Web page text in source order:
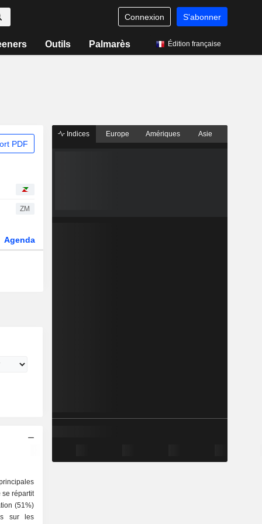
Connexion S'abonner
Outils Palmarès Édition française
PDF
ZM
Agenda
se répartit
sur les
Indices Europe Amériques Asie